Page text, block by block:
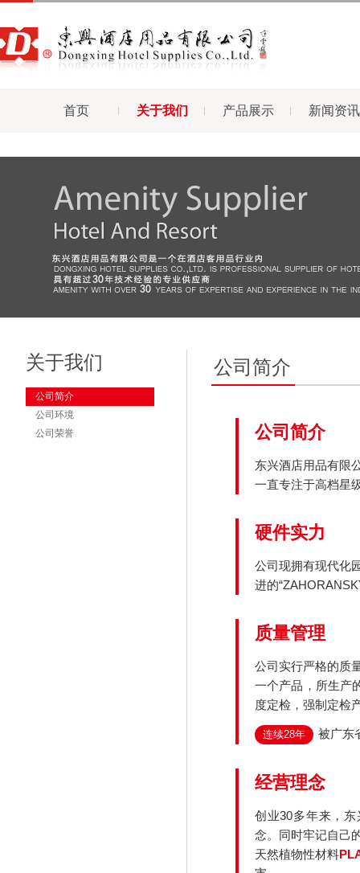
首页 关于我们 产品展示 新闻资讯
关于我们
公司简介
公司环境
公司荣誉
公司简介
公司简介
东兴酒店用品有限
一直专注于高档星
硬件实力
公司现拥有现代化
进的
质量管理
公司实行严格的质
一个产品，所生产
度定检，强制定检
连续28年 被广东
经营理念
创业30多年来，
念。同时牢记自己
天然植物性材料